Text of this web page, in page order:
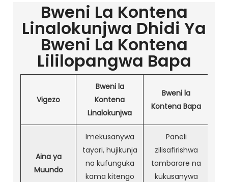
Bweni La Kontena
Linalokunjwa Dhidi Ya
Bweni La Kontena
Lililopangwa Bapa
Vigezo
Bweni la
Kontena
Linalokunjwa
Bweni la
Kontena Bapa
Aina ya
Muundo
Imekusanywa
tayari, hujikunja
na kufunguka
kama kitengo
Paneli
zilisafirishwa
tambarare na
kukusanywa